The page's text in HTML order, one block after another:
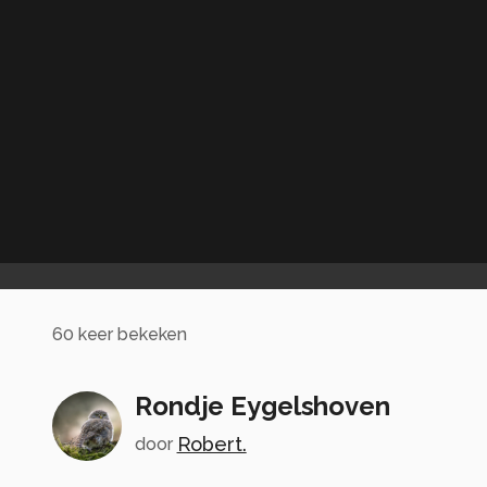
60 keer bekeken
Rondje Eygelshoven
door Robert.